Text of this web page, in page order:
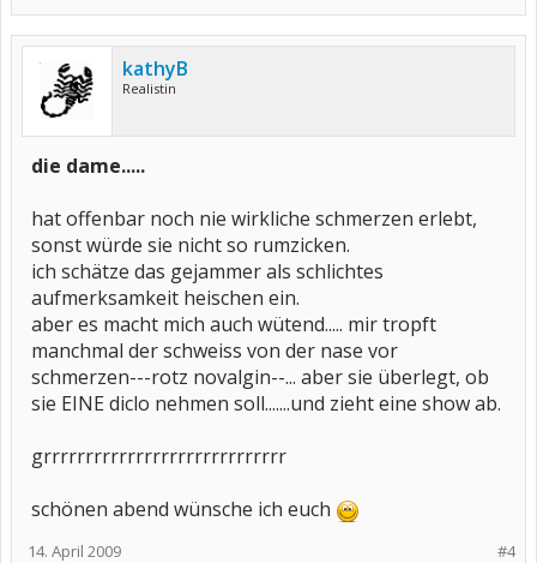
kathyB
Realistin
die dame.....
hat offenbar noch nie wirkliche schmerzen erlebt,
sonst würde sie nicht so rumzicken.
ich schätze das gejammer als schlichtes
aufmerksamkeit heischen ein.
aber es macht mich auch wütend..... mir tropft
manchmal der schweiss von der nase vor
schmerzen---rotz novalgin--... aber sie überlegt, ob
sie EINE diclo nehmen soll.......und zieht eine show ab.
grrrrrrrrrrrrrrrrrrrrrrrrrrrrr
schönen abend wünsche ich euch
#4
14. April 2009